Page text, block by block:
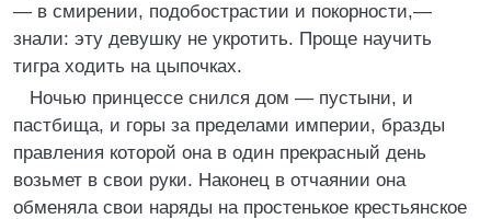
— в смирении, подобострастии и покорности,—
знали: эту девушку не укротить. Проще научить
тигра ходить на цыпочках.
Ночью принцессе снился дом — пустыни, и
пастбища, и горы за пределами империи, бразды
правления которой она в один прекрасный день
возьмет в свои руки. Наконец в отчаянии она
обменяла свои наряды на простенькое крестьянское